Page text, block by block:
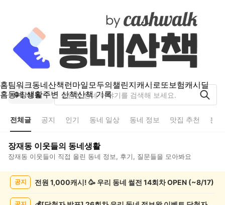
홈팀워크동네산책런마일모두의챌린지캐시로또보험캐시딜
홈동네 생활주변 산책산책 기록
장재동
전체글 공지 인기 동네 일상 동네 정보 맛집 추천 분
장재동 이웃들의 동네생활
장재동 이웃들이 직접 올린 동네 정보, 후기, 질문들을 모아봐요
공지 전원 1,000캐시! 🥳 우리 동네 썰전 14회차 OPEN (~8/17)